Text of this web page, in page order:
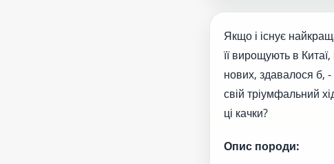
Якщо і існує
її вирощують в
нових, здавалося б,
свій тріумфальний
ці качки?
Опис породи: